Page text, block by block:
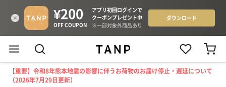
【重要】令和8年熊本地震の影響に伴うお荷物のお届け停止・遅延について
（2026年7月29日更新）